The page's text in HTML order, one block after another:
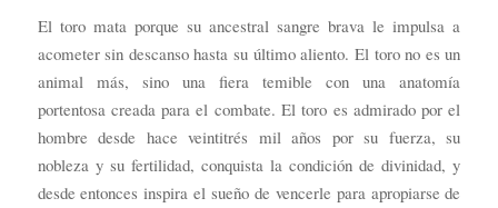
El toro mata porque su ancestral sangre brava le impulsa a
acometer sin descanso hasta su último aliento. El toro no es un
animal más, sino una fiera temible con una anatomía
portentosa creada para el combate. El toro es admirado por el
hombre desde hace veintitrés mil años por su fuerza, su
nobleza y su fertilidad, conquista la condición de divinidad, y
desde entonces inspira el sueño de vencerle para apropiarse de